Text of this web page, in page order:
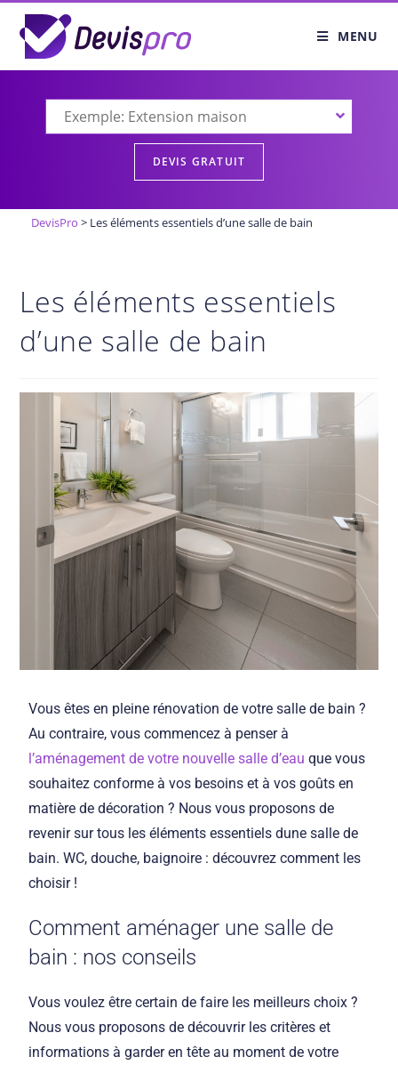
MENU
DevisPro > Les éléments essentiels d’une salle de bain
Les éléments essentiels
d’une salle de bain
Vous êtes en pleine rénovation de votre salle de bain ?
Au contraire, vous commencez à penser à
l’aménagement de votre nouvelle salle d’eau que vous
souhaitez conforme à vos besoins et à vos goûts en
matière de décoration ? Nous vous proposons de
revenir sur tous les éléments essentiels dune salle de
bain. WC, douche, baignoire : découvrez comment les
choisir !
Comment aménager une salle de
bain : nos conseils
Vous voulez être certain de faire les meilleurs choix ?
Nous vous proposons de découvrir les critères et
informations à garder en tête au moment de votre